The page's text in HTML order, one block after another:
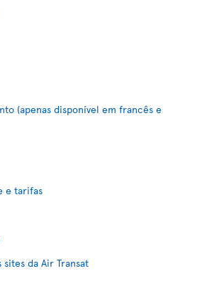
(apenas disponível em francês e
e tarifas
da Air Transat